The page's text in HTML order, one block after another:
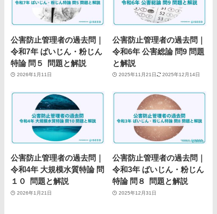
公害防止管理者の過去問｜
令和7年 ばいじん・粉じん
特論 問５ 問題と解説
2026年1月11日
公害防止管理者の過去問｜
令和6年 公害総論 問9 問題
と解説
2025年11月21日 2025年12月14日
公害防止管理者の過去問｜
令和4年 大規模水質特論 問
１０ 問題と解説
2026年1月21日
公害防止管理者の過去問｜
令和3年 ばいじん・粉じん
特論 問８ 問題と解説
2025年12月31日